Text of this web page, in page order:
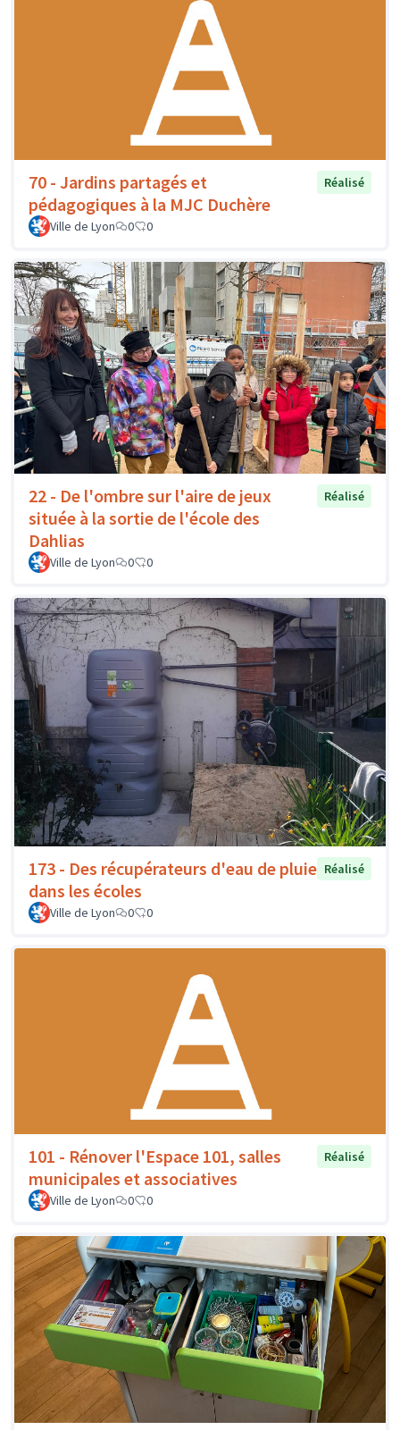
70 - Jardins partagés et
pédagogiques à la MJC Duchère
Réalisé
Ville de Lyon 0 0
22 - De l'ombre sur l'aire de jeux
située à la sortie de l'école des
Dahlias
Réalisé
Ville de Lyon 0 0
173 - Des récupérateurs d'eau de pluie
dans les écoles
Réalisé
Ville de Lyon 0 0
101 - Rénover l'Espace 101, salles
municipales et associatives
Réalisé
Ville de Lyon 0 0